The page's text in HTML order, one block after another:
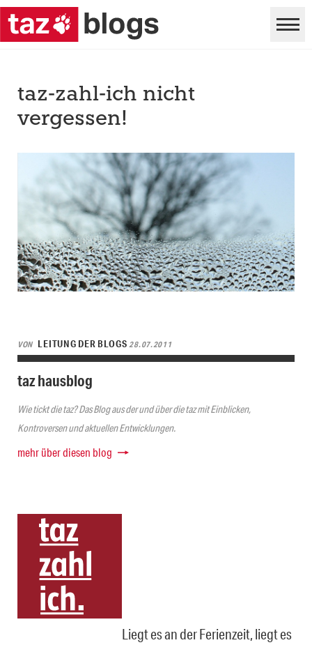
taz-zahl-ich nicht
vergessen!
VON LEITUNG DER BLOGS28.07.2011
taz hausblog
Wie tickt die taz? Das Blog aus der und über die taz mit Einblicken,
Kontroversen und aktuellen Entwicklungen.
mehr über diesen blog
Liegt es an der Ferienzeit, liegt es